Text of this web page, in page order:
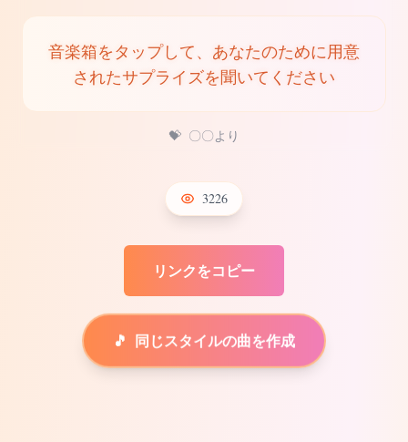
音楽箱をタップして、あなたのために用意
されたサプライズを聞いてください
💝 〇〇より
3226
リンクをコピー
🎵 同じスタイルの曲を作成